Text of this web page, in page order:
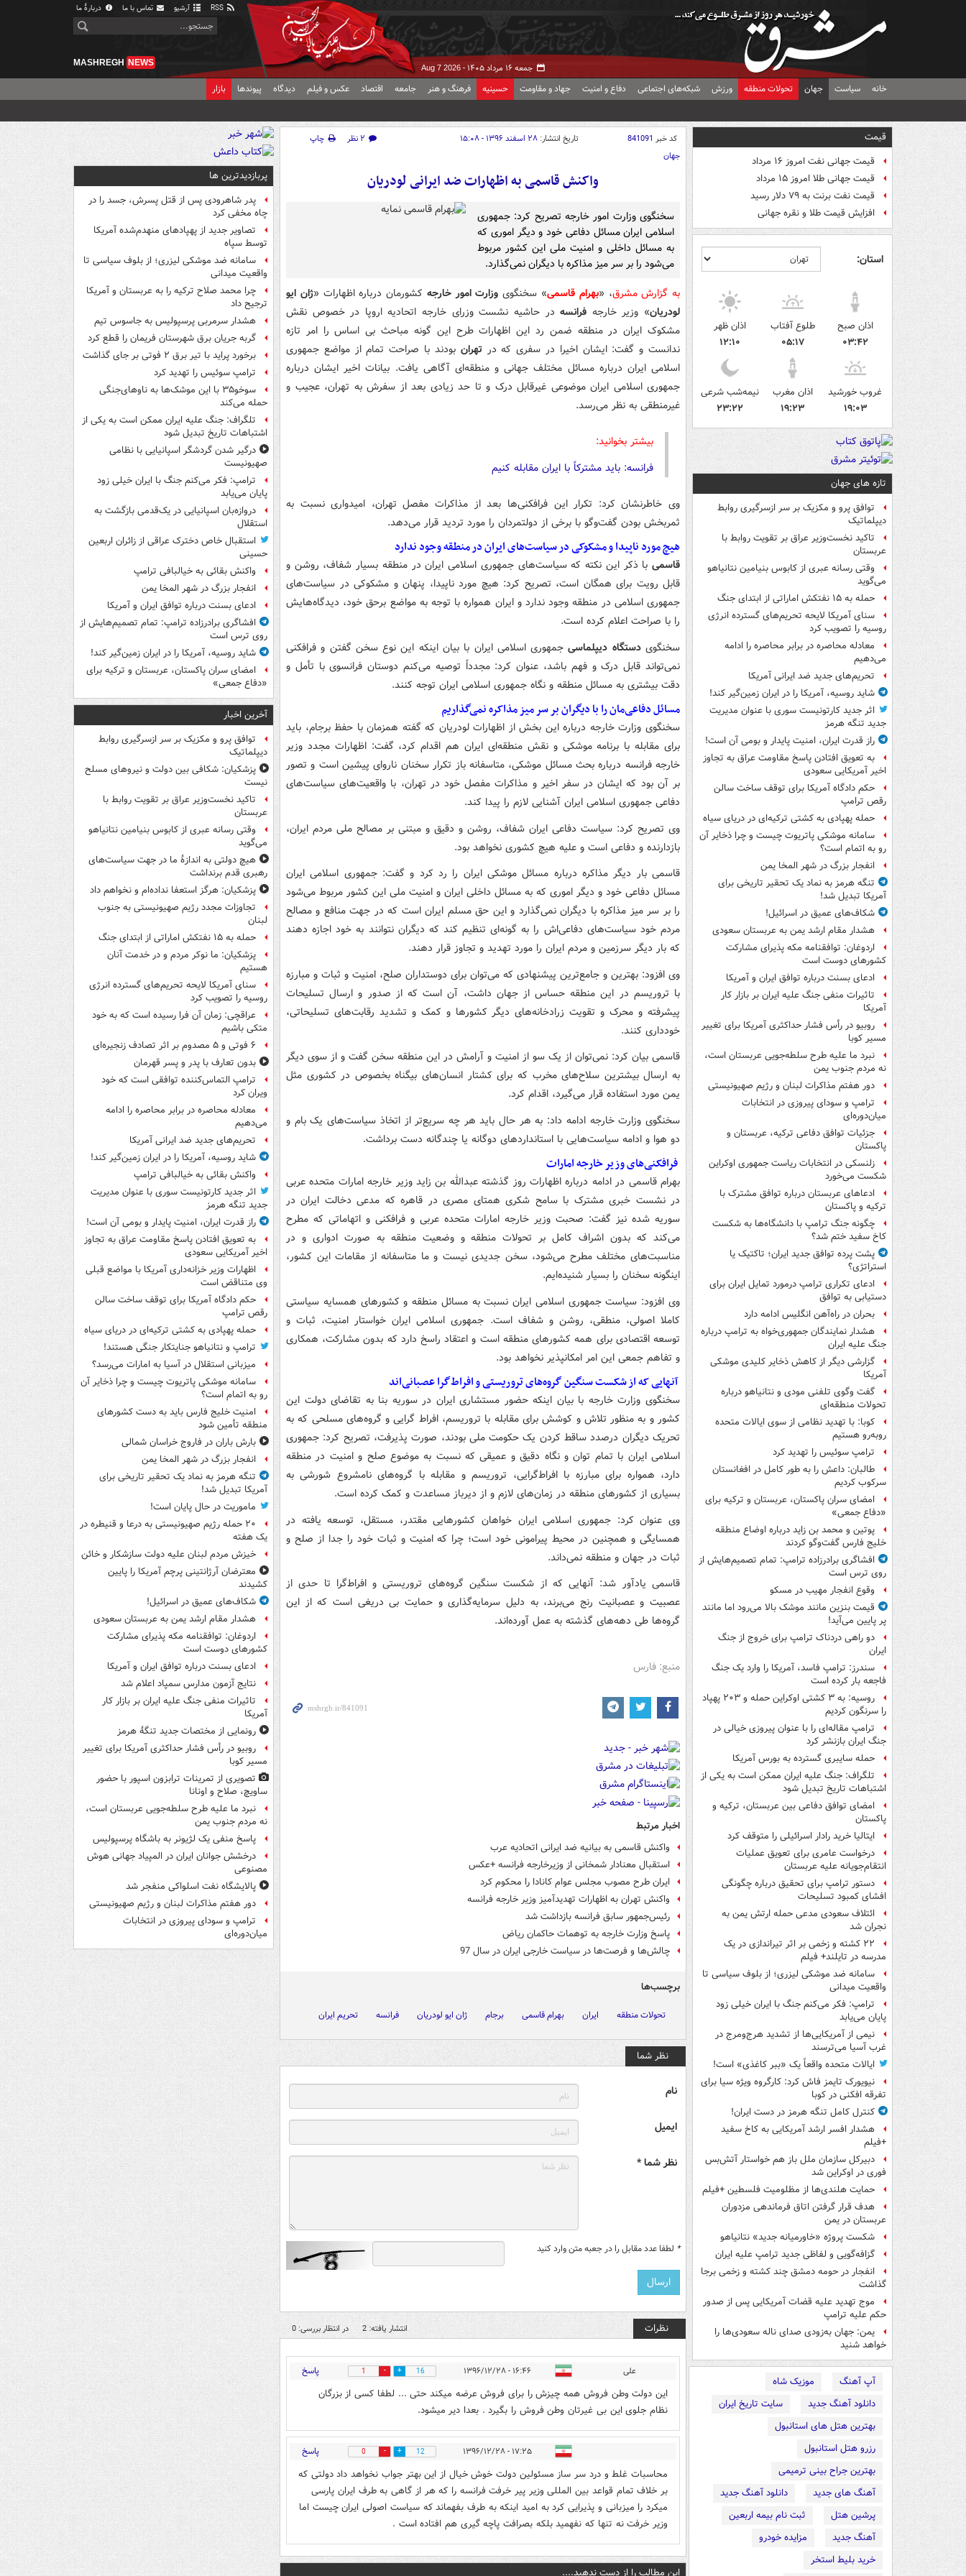
آرشیو تماس با ما دربارهٔ ما
جمعه ۱۶ مرداد ۱۴۰۵ - Aug 7 2026
MASHREGH NEWS
خانه سیاست جهان تحولات منطقه ورزش شبکه‌های اجتماعی دفاع و امنیت جهاد و مقاومت حسینیه فرهنگ و هنر جامعه اقتصاد عکس و فیلم دیدگاه پیوندها بازار
قیمت
قیمت جهانی نفت امروز ۱۶ مرداد
قیمت جهانی طلا امروز ۱۵ مرداد
قیمت نفت برنت به ۷۹ دلار رسید
افزایش قیمت طلا و نقره جهانی
استان:
اذان صبح
۰۳:۴۲
طلوع آفتاب
۰۵:۱۷
اذان ظهر
۱۲:۱۰
غروب خورشید
۱۹:۰۳
اذان مغرب
۱۹:۲۳
نیمه‌شب شرعی
۲۳:۲۲
تازه های جهان
توافق پرو و مکزیک بر سر ازسرگیری روابط
دیپلماتیک
تاکید نخست‌وزیر عراق بر تقویت روابط با
عربستان
وقتی رسانه عبری از کابوس بنیامین نتانیاهو
می‌گوید
حمله به ۱۵ نفتکش‌ اماراتی از ابتدای جنگ
سنای آمریکا لایحه تحریم‌های گسترده انرژی
روسیه را تصویب کرد
معادله محاصره در برابر محاصره را ادامه
می‌دهیم
تحریم‌های جدید ضد ایرانی آمریکا
شاید روسیه، آمریکا را در ایران زمین‌گیر کند!
اثر جدید کارتونیست سوری با عنوان مدیریت
جدید تنگه هرمز
راز قدرت ایران، امنیت پایدار و بومی آن است!
به تعویق افتادن پاسخ مقاومت عراق به تجاوز
اخیر آمریکایی سعودی
حکم دادگاه آمریکا برای توقف ساخت سالن
رقص ترامپ
حمله پهپادی به کشتی ترکیه‌ای در دریای سیاه
سامانه موشکی پاتریوت چیست و چرا ذخایر آن
رو به اتمام است؟
انفجار بزرگ در شهر المخا یمن
تنگه هرمز به نماد یک تحقیر تاریخی برای
آمریکا تبدیل شد!
شکاف‌های عمیق در اسرائیل!
هشدار مقام ارشد یمن به عربستان سعودی
اردوغان: توافقنامه مکه پذیرای مشارکت
کشورهای دوست است
ادعای بسنت درباره توافق ایران و آمریکا
تاثیرات منفی جنگ علیه ایران بر بازار کار
آمریکا
روبیو در رأس فشار حداکثری آمریکا برای تغییر
مسیر کوبا
نبرد ما علیه طرح سلطه‌جویی عربستان است،
نه مردم جنوب یمن
دور هفتم مذاکرات لبنان و رژیم صهیونیستی
ترامپ و سودای پیروزی در انتخابات
میان‌دوره‌ای
جزئیات توافق دفاعی ترکیه، عربستان و
پاکستان
زلنسکی در انتخابات ریاست جمهوری اوکراین
شکست می‌خورد
ادعاهای عربستان درباره توافق مشترک با
ترکیه و پاکستان
چگونه جنگ ترامپ با دانشگاه‌ها به شکست
کاخ سفید ختم شد؟
پشت پرده توافق جدید ایران؛ تاکتیک یا
استراتژی؟
ادعای تکراری ترامپ درمورد تمایل ایران برای
دستیابی به توافق
بحران در راه‌آهن انگلیس ادامه دارد
هشدار نمایندگان جمهوری‌خواه به ترامپ درباره
جنگ علیه ایران
گزارشی دیگر از کاهش ذخایر کلیدی موشکی
آمریکا
گفت وگوی تلفنی مودی و نتانیاهو درباره
تحولات منطقه‌ای
کوبا: با تهدید نظامی از سوی ایالات متحده
روبه‌رو هستیم
ترامپ سوئیس را تهدید کرد
طالبان: داعش را به طور کامل در افغانستان
سرکوب کردیم
امضای سران پاکستان، عربستان و ترکیه برای
«دفاع جمعی»
پوتین و محمد بن زاید درباره اوضاع منطقه
خلیج فارس گفت‌وگو کردند
افشاگری برادرزاده ترامپ: تمام تصمیم‌هایش از
روی ترس است
وقوع انفجار مهیب در مسکو
قیمت بنزین مانند موشک بالا می‌رود اما مانند
پر پایین می‌آید!
دو راهی دردناک ترامپ برای خروج از جنگ
ایران
سندرز: ترامپ فاسد، آمریکا را وارد یک جنگ
فاجعه بار کرده است
روسیه: به ۳ کشتی اوکراین حمله و ۲۰۳ پهپاد
را سرنگون کردیم
ترامپ مقاله‌ای را با عنوان پیروزی خیالی در
جنگ ایران بازنشر کرد
حمله سایبری گسترده به بورس آمریکا
تلگراف: جنگ علیه ایران ممکن است به یکی از
اشتباهات تاریخ تبدیل شود
امضای توافق دفاعی بین عربستان، ترکیه و
پاکستان
ایتالیا خرید رادار اسرائیلی را متوقف کرد
درخواست عامری برای تعویق عملیات
انتقام‌جویانه علیه عربستان
دستور ترامپ برای تحقیق درباره چگونگی
افشای کمبود تسلیحات
ائتلاف سعودی مدعی حمله ارتش یمن به
نجران شد
۲۲ کشته و زخمی بر اثر تیراندازی در یک
مدرسه در تایلند+ فیلم
سامانه ضد موشکی لیزری؛ از بلوف سیاسی تا
واقعیت میدانی
ترامپ: فکر می‌کنم جنگ با ایران خیلی زود
پایان می‌یابد
نیمی از آمریکایی‌ها از تشدید هرج‌ومرج در
غرب آسیا می‌ترسند
ایالات متحده واقعاً یک «ببر کاغذی» است!
نیویورک تایمز فاش کرد: کارگروه ویژه سیا برای
تفرقه افکنی در کوبا
کنترل کامل تنگه هرمز در دست ایران!
هشدار افسر ارشد آمریکایی به کاخ سفید
+فیلم
دبیرکل سازمان ملل باز هم خواستار آتش‌بس
فوری در اوکراین شد
حمایت هلندی‌ها از مظلومیت فلسطین +فیلم
هدف قرار گرفتن اتاق‌ فرماندهی مزدوران
عربستان در یمن
شکست پروژه «خاورمیانه جدید» نتانیاهو
گزافه‌گویی و لفاظی جدید ترامپ علیه ایران
انفجار در حومه دمشق چند کشته و زخمی برجا
گذاشت
موج تهدید علیه قضات آمریکایی پس از صدور
حکم علیه ترامپ
یمن: جهان به‌زودی صدای ناله سعودی‌ها را
خواهد شنید
آپ آهنگ
موزیک شاه
دانلود آهنگ جدید
سایت تاریخ ایران
بهترین هتل های استانبول
رزرو هتل استانبول
بهترین جراح بینی ترمیمی
آهنگ های جدید
دانلود آهنگ جدید
پرشین هتل
ثبت نام بیمه اربعین
آهنگ جدید
مزایده خودرو
خرید بلیط استخر
کد خبر 841091 تاریخ انتشار: ۲۸ اسفند ۱۳۹۶ - ۱۵:۰۸ ۲ نظر
چاپ
جهان
واکنش قاسمی به اظهارات ضد ایرانی لودریان
سخنگوی وزارت امور خارجه تصریح کرد: جمهوری
اسلامی ایران مسائل دفاعی خود و دیگر اموری که
به مسائل داخلی و امنیت ملی این کشور مربوط
می‌شود را بر سر میز مذاکره با دیگران نمی‌گذارد.
به گزارش مشرق، «بهرام قاسمی» سخنگوی وزارت امور خارجه کشورمان درباره اظهارات «ژان ایو
لودریان» وزیر خارجه فرانسه در حاشیه نشست وزرای خارجه اتحادیه اروپا در خصوص نقش
مشکوک ایران در منطقه ضمن رد این اظهارات طرح این گونه مباحث بی اساس را امر تازه‌
ندانست و گفت: ایشان اخیرا در سفری که درتهرانبودند با صراحت تمام از مواضع جمهوری
اسلامی ایران درباره مسائل مختلف جهانی و منطقه‌ای آگاهی یافت. بیانات اخیر ایشان درباره
جمهوری اسلامی ایران موضوعی غیرقابل درک و تا حد زیادی بعد از سفرش به تهران، عجیب و
غیرمنطقی به نظر می‌رسد.
بیشتر بخوانید:
فرانسه: باید مشترکاً با ایران مقابله کنیم
وی خاطرنشان کرد: تکرار این فرافکنی‌ها بعد از مذاکرات مفصل تهران، امیدواری نسبت به
ثمربخش بودن گفت‌وگو با برخی از دولتمردان را مورد تردید قرار می‌دهد.
هیچ مورد ناپیدا و مشکوکی در سیاست‌های ایران در منطقه وجود ندارد
قاسمی با ذکر این نکته که سیاست‌های جمهوری اسلامی ایران در منطقه بسیار شفاف، روشن و
قابل رویت برای همگان است، تصریح کرد: هیچ مورد ناپیدا، پنهان و مشکوکی در سیاست‌های
جمهوری اسلامی در منطقه وجود ندارد و ایران همواره با توجه به مواضع برحق خود، دیدگاه‌هایش
را با صراحت اعلام کرده است.
سخنگویدستگاه دیپلماسیجمهوری اسلامی ایران با بیان اینکه این نوع سخن گفتن و فرافکنی
نمی‌تواند قابل درک و فهم باشد، عنوان کرد: مجدداً توصیه می‌کنم دوستان فرانسوی با تأمل و
دقت بیشتری به مسائل منطقه و نگاه جمهوری اسلامی ایران توجه کنند.
مسائل دفاعی‌مان را با دیگران بر سر میز مذاکره نمی‌گذاریم
سخنگوی وزارت خارجه درباره این بخش از اظهارات لودریان که گفته همزمان با حفظ برجام، باید
برای مقابله با برنامه موشکی و نقش منطقه‌ای ایران هم اقدام کرد، گفت: اظهارات مجدد وزیر
خارجه فرانسه درباره بحث مسائل موشکی، متاسفانه باز تکرار سخنان ناروای پیشین است و تصور
بر آن بود که ایشان در سفر اخیر و مذاکرات مفصل خود در تهران، با واقعیت‌های سیاست‌های
دفاعی جمهوری اسلامی ایران آشنایی لازم را پیدا کند.
وی تصریح کرد: سیاست دفاعی ایران شفاف، روشن و دقیق و مبتنی بر مصالح ملی مردم ایران،
بازدارنده و دفاعی است و علیه هیچ کشوری نخواهد بود.
قاسمی بار دیگر مذاکره درباره مسائل موشکی ایران را رد کرد و گفت: جمهوری اسلامی ایران
مسائل دفاعی خود و دیگر اموری که به مسائل داخلی ایران و امنیت ملی این کشور مربوط می‌شود
را بر سر میز مذاکره با دیگران نمی‌گذارد و این حق مسلم ایران است که در جهت منافع و مصالح
مردم خود سیاست‌های دفاعی‌اش را به گونه‌ای تنظیم کند که دیگران نتوانند به خود اجازه دهند
که بار دیگر سرزمین و مردم ایران را مورد تهدید و تجاوز قرار دهند.
وی افزود: بهترین و جامع‌ترین پیشنهادی که می‌توان برای دوستداران صلح، امنیت و ثبات و مبارزه
با تروریسم در این منطقه حساس از جهان داشت، آن است که از صدور و ارسال تسلیحات
پیشرفته و محرک و تقویت زرادخانه‌های دیگر کشورها و کمک و تشدید رقابت‌های تسلیحاتی،
خودداری کنند.
قاسمی بیان کرد: نمی‌توان از یک سو از امنیت و آرامش در این منطقه سخن گفت و از سوی دیگر
به ارسال بیشترین سلاح‌های مخرب که برای کشتار انسان‌های بیگناه بخصوص در کشوری مثل
یمن مورد استفاده قرار می‌گیرد، اقدام کرد.
سخنگوی وزارت خارجه ادامه داد: به هر حال باید هر چه سریع‌تر از اتخاذ سیاست‌های یک بام و
دو هوا و ادامه سیاست‌هایی با استانداردهای دوگانه یا چندگانه دست برداشت.
فرافکنی‌های وزیر خارجه امارات
بهرام قاسمی در ادامه درباره اظهارات روز گذشته عبدالله بن زاید وزیر خارجه امارات متحده عربی
در نشست خبری مشترک با سامح شکری همتای مصری در قاهره که مدعی دخالت ایران در
سوریه شده نیز گفت: صحبت وزیر خارجه امارات متحده عربی و فرافکنی و اتهاماتی که مطرح
می‌کند که بدون اشراف کامل بر تحولات منطقه‌ و وضعیت منطقه به صورت ادواری و در
مناسبت‌های مختلف مطرح می‌شود، سخن جدیدی نیست و ما متاسفانه از مقامات این کشور،
اینگونه سخنان را بسیار شنیده‌ایم.
وی افزود: سیاست جمهوری اسلامی ایران نسبت به مسائل منطقه و کشورهای همسایه سیاستی
کاملا اصولی، منطقی، روشن و شفاف است. جمهوری اسلامی ایران خواستار امنیت، ثبات و
توسعه اقتصادی برای همه کشورهای منطقه است و اعتقاد راسخ دارد که بدون مشارکت، همکاری
و تفاهم جمعی این امر امکانپذیر نخواهد بود.
آنهایی که از شکست سنگین گروه‌های تروریستی و افراط‌گرا عصبانی‌اند
سخنگوی وزارت خارجه با بیان اینکه حضور مستشاری ایران در سوریه بنا به تقاضای دولت این
کشور و به منظور تلاش و کوشش برای مقابله با تروریسم، افراط گرایی و گروه‌های مسلحی که به
تحریک دیگران درصدد ساقط کردن یک حکومت ملی بودند، صورت پذیرفت، تصریح کرد: جمهوری
اسلامی ایران با تمام توان و نگاه دقیق و عمیقی که نسبت به موضوع صلح و امنیت در منطقه
دارد، همواره برای مبارزه با افراط‌گرایی، تروریسم و مقابله با گروه‌های نامشروع شورشی به
بسیاری از کشورهای منطقه در زمان‌های لازم و از دیرباز مساعدت و کمک کرده است.
وی عنوان کرد: جمهوری اسلامی ایران خواهان کشورهایی مقتدر، مستقل، توسعه یافته در
همسایگی و همچنین در محیط پیرامونی خود است؛ چرا که امنیت و ثبات خود را جدا از صلح و
ثبات در جهان و منطقه نمی‌داند.
قاسمی یادآور شد: آنهایی که از شکست سنگین گروه‌های تروریستی و افراط‌گرا تا حدی از
عصبیت و عصبانیت رنج می‌برند، به دلیل سرمایه‌گذاری و حمایت بی دریغی است که از این
گروه‌ها طی دهه‌های گذشته به عمل آورده‌اند.
منبع: فارس
اخبار مرتبط
واکنش قاسمی به بیانیه ضد ایرانی اتحادیه عرب
استقبال معنادار شمخانی از وزیرخارجه فرانسه +عکس
ایران طرح مصوب مجلس عوام کانادا را محکوم کرد
واکنش تهران به اظهارات تهدیدآمیز وزیر خارجه فرانسه
رئیس‌جمهور سابق فرانسه بازداشت شد
پاسخ وزارت خارجه به توهمات حاکمان ریاض
چالش‌ها و فرصت‌ها در سیاست خارجی ایران در سال 97
برچسب‌ها
تحولات منطقه ایران بهرام قاسمی برجام ژان ایو لودریان فرانسه تحریم ایران
نظر شما
نام
ایمیل
نظر شما *
* لطفا عدد مقابل را در جعبه متن وارد کنید
نظرات انتشار یافته: 2 در انتظار بررسی: 0
علی ۱۶:۴۶ - ۱۳۹۶/۱۲/۲۸ 16
1 پاسخ
این دولت وطن فروش همه چیزش را برای فروش عرضه میکند حتی ... لطفا کسی از بزرگان
نظام جلوی این بی غیرتان وطن فروش را بگیرد . بعدا دیر میشود.
۱۷:۲۵ - ۱۳۹۶/۱۲/۲۸ 12
0 پاسخ
محاسبات غلط و درد سر ساز مسئولین دولت خوش خیال از این بهتر جواب نخواهد داد دولتی که
بر خلاف تمام قواعد بین المللی وزیر پیر خرفت فرانسه را که هر از گاهی به طرف ایران پارسی
میکرد را میزبانی و پذیرایی کرد به امید اینکه به طرف بفهماند که سیاست اصولی ایران چیست اما
وزیر خرفت نه تنها که نفهمید بلکه بصرافت پاچه گیری هم افتاده است .
این مطالب را از دست ندهید....
پربازدیدترین ها
پدر شاهرودی پس از قتل پسرش، جسد را در
چاه مخفی کرد
تصاویر جدید از پهپادهای منهدم‌شده آمریکا
توسط سپاه
سامانه ضد موشکی لیزری؛ از بلوف سیاسی تا
واقعیت میدانی
چرا محمد صلاح ترکیه را به عربستان و آمریکا
ترجیح داد
هشدار سرمربی پرسپولیس به جاسوس تیم
گربه جریان برق شهرستان فریمان را قطع کرد
برخورد پراید با تیر برق ۲ فوتی بر جای گذاشت
ترامپ سوئیس را تهدید کرد
سوخو۳۵ با این موشک‌ها به ناوهای‌جنگی
حمله می‌کند
تلگراف: جنگ علیه ایران ممکن است به یکی از
اشتباهات تاریخ تبدیل شود
درگیر شدن گردشگر اسپانیایی با نظامی
صهیونیست
ترامپ: فکر می‌کنم جنگ با ایران خیلی زود
پایان می‌یابد
دروازه‌بان اسپانیایی در یک‌قدمی بازگشت به
استقلال
استقبال خاص دخترک عراقی از زائران اربعین
حسینی
واکنش بقائی به خیالبافی ترامپ
انفجار بزرگ در شهر المخا یمن
ادعای بسنت درباره توافق ایران و آمریکا
افشاگری برادرزاده ترامپ: تمام تصمیم‌هایش از
روی ترس است
شاید روسیه، آمریکا را در ایران زمین‌گیر کند!
امضای سران پاکستان، عربستان و ترکیه برای
«دفاع جمعی»
آخرین اخبار
توافق پرو و مکزیک بر سر ازسرگیری روابط
دیپلماتیک
پزشکیان: شکافی بین دولت و نیروهای مسلح
نیست
تاکید نخست‌وزیر عراق بر تقویت روابط با
عربستان
وقتی رسانه عبری از کابوس بنیامین نتانیاهو
می‌گوید
هیچ دولتی به اندازۀ ما در جهت سیاست‌های
رهبری قدم برنداشت
پزشکیان: هرگز استعفا نداده‌ام و نخواهم داد
تجاوزات مجدد رژیم صهیونیستی به جنوب
لبنان
حمله به ۱۵ نفتکش‌ اماراتی از ابتدای جنگ
پزشکیان: ما نوکر مردم و در خدمت آنان
هستیم
سنای آمریکا لایحه تحریم‌های گسترده انرژی
روسیه را تصویب کرد
عراقچی: زمان آن فرا رسیده است که به خود
متکی باشیم
۶ فوتی و ۵ مصدوم بر اثر تصادف زنجیره‌ای
بدون تعارف با پدر و پسر قهرمان
ترامپ التماس‌کننده توافقی است که خود
ویران کرد
معادله محاصره در برابر محاصره را ادامه
می‌دهیم
تحریم‌های جدید ضد ایرانی آمریکا
شاید روسیه، آمریکا را در ایران زمین‌گیر کند!
واکنش بقائی به خیالبافی ترامپ
اثر جدید کارتونیست سوری با عنوان مدیریت
جدید تنگه هرمز
راز قدرت ایران، امنیت پایدار و بومی آن است!
به تعویق افتادن پاسخ مقاومت عراق به تجاوز
اخیر آمریکایی سعودی
اظهارات وزیر خزانه‌داری آمریکا با مواضع قبلی
وی متناقض است
حکم دادگاه آمریکا برای توقف ساخت سالن
رقص ترامپ
حمله پهپادی به کشتی ترکیه‌ای در دریای سیاه
ترامپ و نتانیاهو جنایتکار جنگی هستند!
میزبانی استقلال در آسیا به امارات می‌رسد؟
سامانه موشکی پاتریوت چیست و چرا ذخایر آن
رو به اتمام است؟
امنیت خلیج فارس باید به دست کشورهای
منطقه تأمین شود
بارش باران در فاروج خراسان شمالی
انفجار بزرگ در شهر المخا یمن
تنگه هرمز به نماد یک تحقیر تاریخی برای
آمریکا تبدیل شد!
ماموریت در حال پایان است!
۲۰ حمله رژیم صهیونیستی به درعا و قنیطره در
یک هفته
خیزش مردم لبنان علیه دولت سازشکار و خائن
معترضان آرژانتینی پرچم آمریکا را پایین
کشیدند
شکاف‌های عمیق در اسرائیل!
هشدار مقام ارشد یمن به عربستان سعودی
اردوغان: توافقنامه مکه پذیرای مشارکت
کشورهای دوست است
ادعای بسنت درباره توافق ایران و آمریکا
نتایج آزمون مدارس سمپاد اعلام شد
تاثیرات منفی جنگ علیه ایران بر بازار کار
آمریکا
رونمایی از مختصات جدید تنگۀ هرمز
روبیو در رأس فشار حداکثری آمریکا برای تغییر
مسیر کوبا
تصویری از تمرینات ترابزون اسپور با حضور
ساویچ، صلاح و اونانا
نبرد ما علیه طرح سلطه‌جویی عربستان است،
نه مردم جنوب یمن
پاسخ منفی یک لژیونر به باشگاه پرسپولیس
درخشش جوانان ایران در المپیاد جهانی هوش
مصنوعی
پالایشگاه نفت اسلواکی منفجر شد
دور هفتم مذاکرات لبنان و رژیم صهیونیستی
ترامپ و سودای پیروزی در انتخابات
میان‌دوره‌ای